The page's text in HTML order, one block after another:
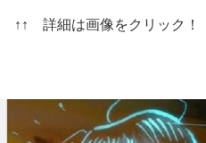
↑↑ 詳細は画像をクリック